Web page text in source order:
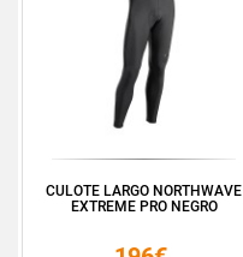
CULOTE LARGO NORTHWAVE
EXTREME PRO NEGRO